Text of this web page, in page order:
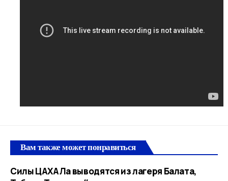
Вам также может понравиться
Силы ЦАХАЛа выводятся из лагеря Балата,